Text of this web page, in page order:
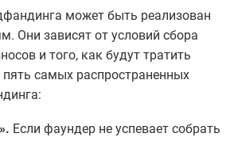
может быть реализован
Они зависят от условий сбора
и того, как будут тратить
самых распространенных
Если фаундер не успевает собрать